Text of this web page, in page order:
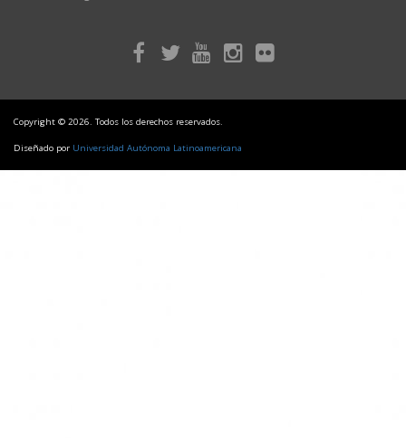
Copyright © 2026. Todos los derechos reservados.
Diseñado por Universidad Autónoma Latinoamericana